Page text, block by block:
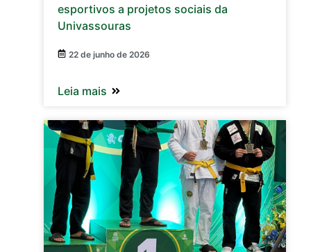
esportivos a projetos sociais da
Univassouras
22 de junho de 2026
Leia mais